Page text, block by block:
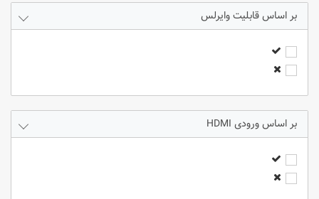
3000 انسی لومنز
3200 انسی لومنز
3300 انسی لومنز
3600 انسی لومنز
4000 انسی لومنز
4500 انسی لومنز
5000 انسی لومنز
5500 انسی لومنز
6000 انسی لومنز
قابلیت وایرلس
ورودی HDMI